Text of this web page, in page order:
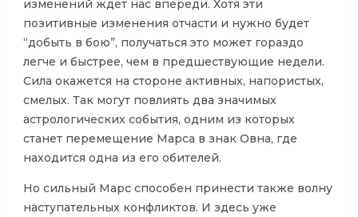
изменений ждет нас впереди. Хотя эти
позитивные изменения отчасти и нужно будет
“добыть в бою”, получаться это может гораздо
легче и быстрее, чем в предшествующие недели.
Сила окажется на стороне активных, напористых,
смелых. Так могут повлиять два значимых
астрологических события, одним из которых
станет перемещение Марса в знак Овна, где
находится одна из его обителей.
Но сильный Марс способен принести также волну
наступательных конфликтов. И здесь уже